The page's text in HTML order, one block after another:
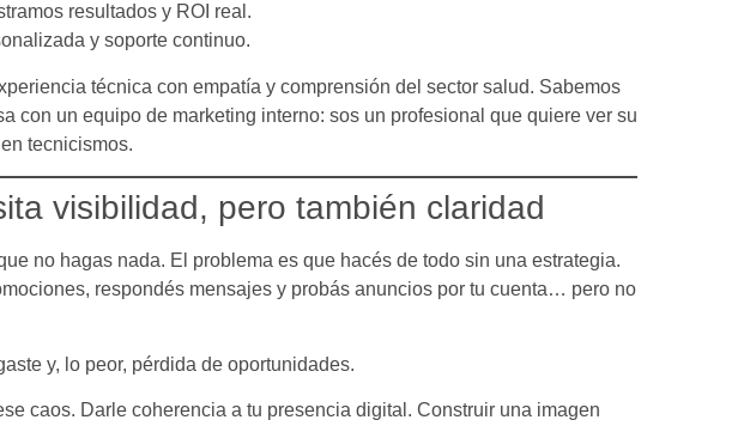
resultados y ROI real.
y soporte continuo.
técnica con empatía y comprensión del sector salud. Sabemos
con un equipo de marketing interno: sos un profesional que quiere ver su
tecnicismos.
visibilidad, pero también claridad
no hagas nada. El problema es que hacés de todo sin una estrategia.
respondés mensajes y probás anuncios por tu cuenta… pero no
y, lo peor, pérdida de oportunidades.
caos. Darle coherencia a tu presencia digital. Construir una imagen